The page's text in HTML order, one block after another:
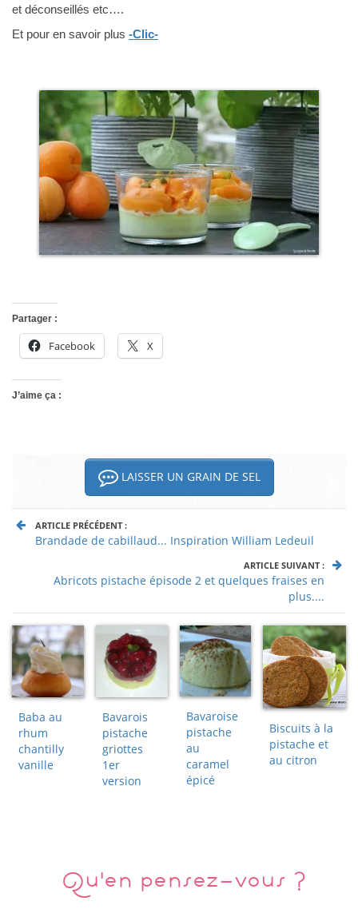
et déconseillés etc….
Et pour en savoir plus -Clic-
Partager :
Facebook X
J’aime ça :
LAISSER UN GRAIN DE SEL
ARTICLE PRÉCÉDENT :
Brandade de cabillaud... Inspiration William Ledeuil
ARTICLE SUIVANT :
Abricots pistache épisode 2 et quelques fraises en
plus....
Baba au
rhum
chantilly
vanille
Bavarois
pistache
griottes
1er
version
Bavaroise
pistache
au
caramel
épicé
Biscuits à la
pistache et
au citron
Qu'en pensez-vous ?